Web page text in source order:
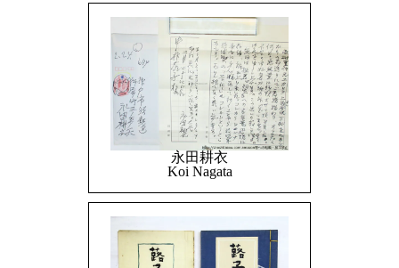
永田耕衣
Koi Nagata